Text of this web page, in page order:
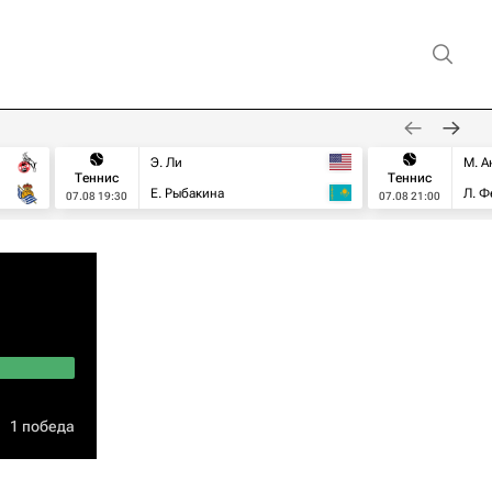
Теннис
07.08 19:30
Э. Ли
Е. Рыбакина
Теннис
07.08 21:00
М.
Л.
1 победа